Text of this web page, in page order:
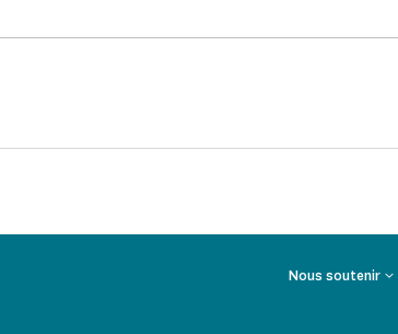
Nous soutenir